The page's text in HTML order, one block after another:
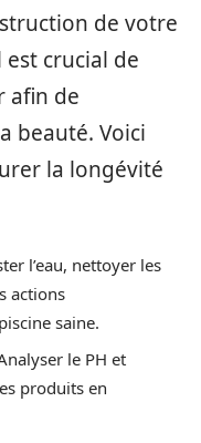
de votre
crucial de
afin de
beauté. Voici
la longévité
l’eau, nettoyer les
actions
saine.
le PH et
produits en